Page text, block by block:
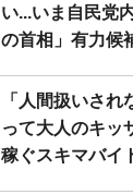
い...いま自民党
の首相」有力候
「人間扱いさ
って大人のキッ
稼ぐスキマバイ